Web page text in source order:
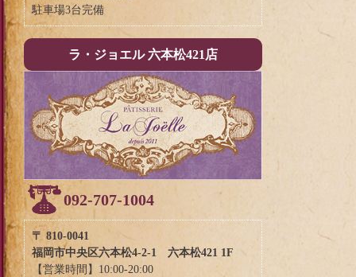
駐車場3台完備
ラ・ジョエル 六本松421店
092-707-1004
〒 810-0041
福岡市中央区六本松4-2-1 六本松421 1F
【営業時間】10:00-20:00